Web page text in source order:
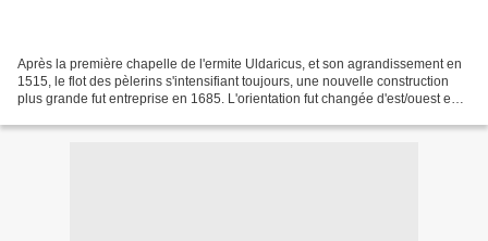
Après la première chapelle de l'ermite Uldaricus, et son agrandissement en
1515, le flot des pèlerins s'intensifiant toujours, une nouvelle construction
plus grande fut entreprise en 1685. L'orientation fut changée d'est/ouest en